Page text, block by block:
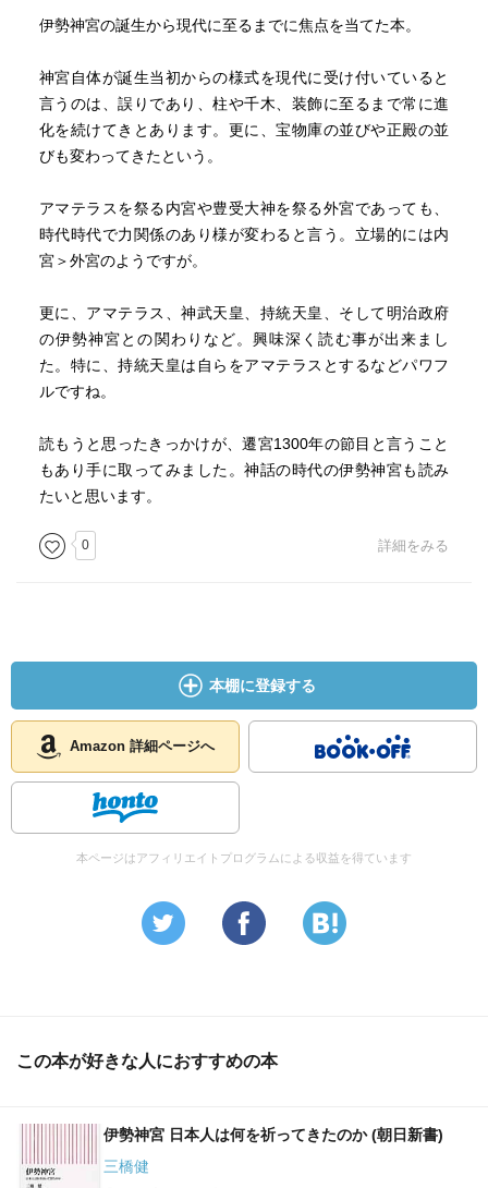
伊勢神宮の誕生から現代に至るまでに焦点を当てた本。
神宮自体が誕生当初からの様式を現代に受け付いていると
言うのは、誤りであり、柱や千木、装飾に至るまで常に進
化を続けてきとあります。更に、宝物庫の並びや正殿の並
びも変わってきたという。
アマテラスを祭る内宮や豊受大神を祭る外宮であっても、
時代時代で力関係のあり様が変わると言う。立場的には内
宮＞外宮のようですが。
更に、アマテラス、神武天皇、持統天皇、そして明治政府
の伊勢神宮との関わりなど。興味深く読む事が出来まし
た。特に、持統天皇は自らをアマテラスとするなどパワフ
ルですね。
読もうと思ったきっかけが、遷宮1300年の節目と言うこと
もあり手に取ってみました。神話の時代の伊勢神宮も読み
たいと思います。
0 詳細をみる
本棚に登録する
Amazon 詳細ページへ
本ページはアフィリエイトプログラムによる収益を得ています
この本が好きな人におすすめの本
伊勢神宮 日本人は何を祈ってきたのか (朝日新書)
三橋健